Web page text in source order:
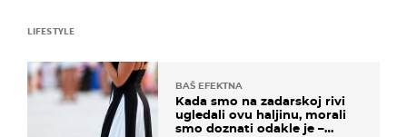
LIFESTYLE
BAŠ EFEKTNA
Kada smo na zadarskoj rivi
ugledali ovu haljinu, morali
smo doznati odakle je –